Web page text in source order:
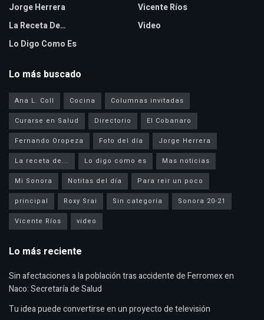
Jorge Herrera
La Receta De…
Lo Digo Como Es
Vicente Ríos
Video
Lo más buscado
Ana L. Coll Cocina
Columnas invitadas
Curarse en Salud
Directorio
El Cobanaro
Fernando Oropeza
Foto del día
Jorge Herrera
La receta de...
Lo digo como es
Mas noticias
Mi Sonora
Notitas del día
Para reir un poco
principal
Roxy Srai Sin categoría
Sonora 20-21
Vicente Ríos
video
Lo más reciente
Sin afectaciones a la población tras accidente de Ferromex en
Naco: Secretaría de Salud
Tu idea puede convertirse en un proyecto de televisión